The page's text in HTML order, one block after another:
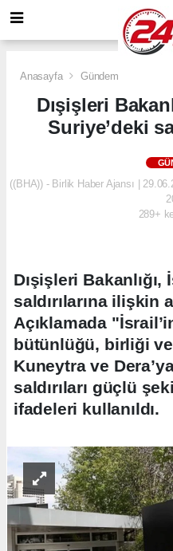
Anasayfa Gündem
Dışişleri
Suriye’deki
((BHA)) - Birlik Haber Ajansı |
289+
Dışişleri Bakanlığı,
saldırılarına ilişkin
Açıklamada
bütünlüğü, birliği
Kuneytra ve
saldırıları güçlü
ifadeleri kullanıldı.